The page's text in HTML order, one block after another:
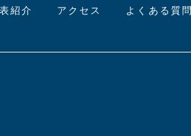
紹介 アクセス よくある質問